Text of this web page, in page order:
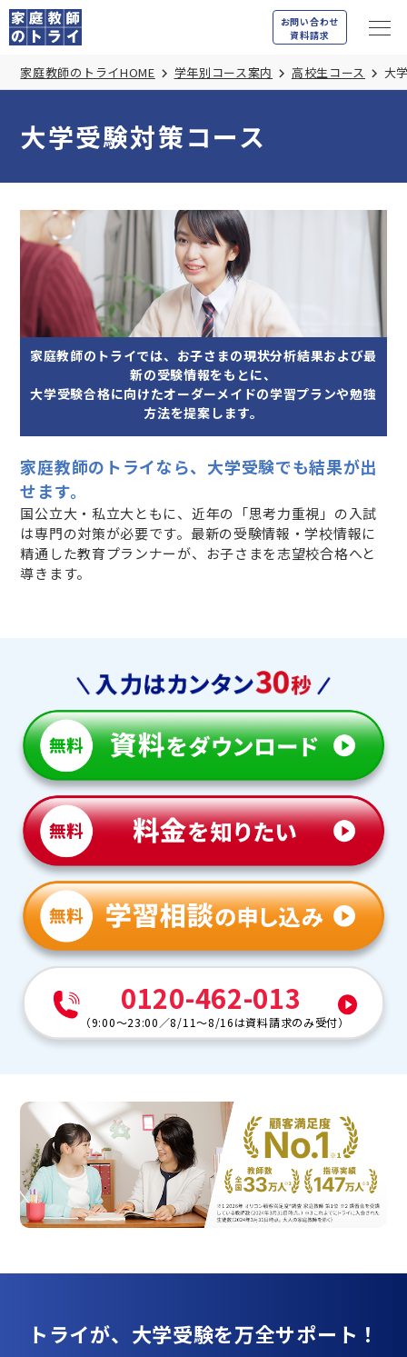
お問い合わせ
資料請求
家庭教師のトライHOME 学年別コース案内 高校生コース 大
大学受験対策コース
家庭教師のトライでは、お子さまの現状分析結果および最
新の受験情報をもとに、
大学受験合格に向けたオーダーメイドの学習プランや勉強
方法を提案します。
家庭教師のトライなら、大学受験でも結果が出
せます。
国公立大・私立大ともに、近年の「思考力重視」の入試
は専門の対策が必要です。最新の受験情報・学校情報に
精通した教育プランナーが、お子さまを志望校合格へと
導きます。
0120-462-013
（9:00～23:00 ／8/11～8/16は資料請求のみ受付）
トライが、大学受験を万全サポート！